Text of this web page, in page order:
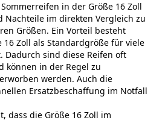
in der Größe 16 Zoll
Nachteile im direkten Vergleich zu
Größen. Ein Vorteil besteht
16 Zoll als Standardgröße für viele
Dadurch sind diese Reifen oft
können in der Regel zu
werden. Auch die
Ersatzbeschaffung im Notfall
dass die Größe 16 Zoll im